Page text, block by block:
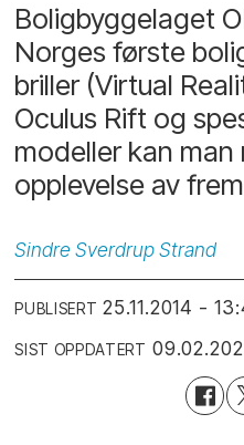
Boligbyggelaget
Norges første
briller (Virtual
Oculus Rift og
modeller kan
opplevelse av
Sindre Sverdrup Strand
PUBLISERT 25.11.2014 -
SIST OPPDATERT